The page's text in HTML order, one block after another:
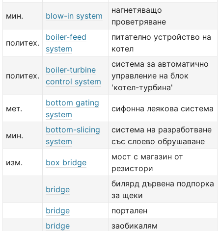
мин. blow-in system
нагнетяващо
проветряване
политех.
boiler-feed
system
питателно устройство на
котел
политех.
boiler-turbine
control system
система за автоматично
управление на блок
'котел-турбина'
мет.
bottom gating
system
сифонна леякова система
мин.
bottom-slicing
system
система на разработване
със слоево обрушаване
изм. box bridge
мост с магазин от
резистори
bridge
билярд дървена подпорка
за щеки
bridge
портален
bridge
заобикалям